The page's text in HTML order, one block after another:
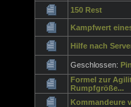
150 Rest
Kampfwert
Hilfe nach
Geschlossen:
Formel zur
Rumpfgröße...
Kommandeure